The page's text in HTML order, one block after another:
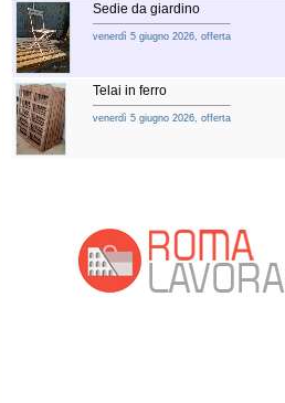
Sedie da giardino
venerdì 5 giugno 2026, offerta
Telai in ferro
venerdì 5 giugno 2026, offerta